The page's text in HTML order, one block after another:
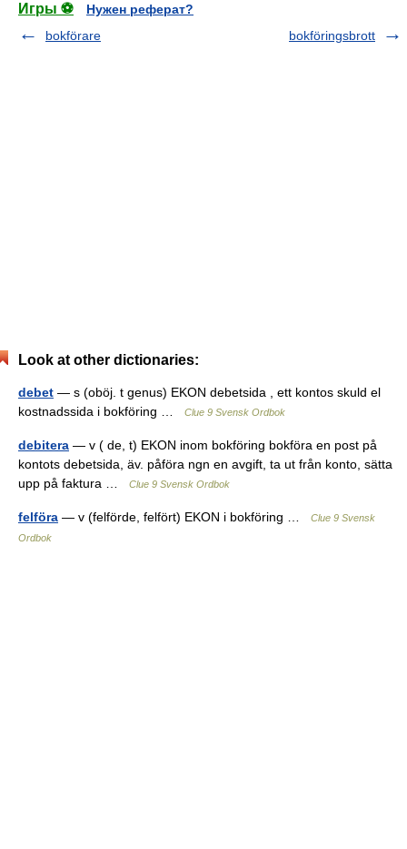
Игры ⚽
Нужен реферат?
bokförare
bokföringsbrott
Look at other dictionaries:
debet — s (oböj. t genus) EKON debetsida , ett kontos skuld el
kostnadssida i bokföring …
Clue 9 Svensk Ordbok
debitera — v ( de, t) EKON inom bokföring bokföra en post på
kontots debetsida, äv. påföra ngn en avgift, ta ut från konto, sätta
upp på faktura …
Clue 9 Svensk Ordbok
felföra — v (felförde, felfört) EKON i bokföring …
Clue 9 Svensk
Ordbok